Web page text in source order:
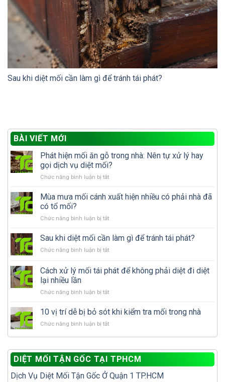
Sau khi diệt mối cần làm gì để tránh tái phát?
BÀI VIẾT MỚI
Phát hiện mối ăn gỗ trong nhà: Nên tự xử lý hay
gọi dịch vụ diệt mối?
Chức năng bình luận bị tắtở
hiện
mối
gỗ
nhà:
tự
lý
dịch
diệt
mối?
Mùa mưa mối cánh xuất hiện nhiều có phải nhà đã
có tổ mối?
Chức năng bình luận bị tắtở
mưa
cánh
hiện
phải
đã
mối?
Sau khi diệt mối cần làm gì để tránh tái phát?
Chức năng bình luận bị tắtở
khi
diệt
cần
gì
tránh
Cách xử lý mối tái phát để không phải diệt đi diệt
lại nhiều lần
Chức năng bình luận bị tắtở
xử
mối
để
không
phải
diệt
10 vị trí dễ bị bỏ sót khi kiểm tra mối trong nhà
Chức năng bình luận bị tắtở
trí
dễ
bị
bỏ
DIỆT MỐI TẬN GỐC TẠI TPHCM
Dịch Vụ Diệt Mối Tận Gốc Ở Quận 1 TP.HCM